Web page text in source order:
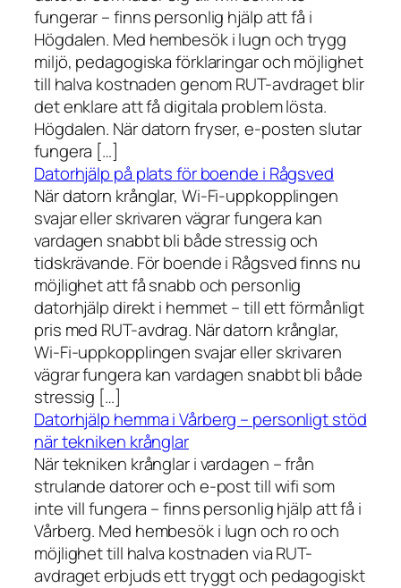
fungerar – finns personlig hjälp att få i
Högdalen. Med hembesök i lugn och trygg
miljö, pedagogiska förklaringar och möjlighet
till halva kostnaden genom RUT-avdraget blir
det enklare att få digitala problem lösta.
Högdalen. När datorn fryser, e-posten slutar
fungera […]
Datorhjälp på plats för boende i Rågsved
När datorn krånglar, Wi-Fi-uppkopplingen
svajar eller skrivaren vägrar fungera kan
vardagen snabbt bli både stressig och
tidskrävande. För boende i Rågsved finns nu
möjlighet att få snabb och personlig
datorhjälp direkt i hemmet – till ett förmånligt
pris med RUT-avdrag. När datorn krånglar,
Wi-Fi-uppkopplingen svajar eller skrivaren
vägrar fungera kan vardagen snabbt bli både
stressig […]
Datorhjälp hemma i Vårberg – personligt stöd
när tekniken krånglar
När tekniken krånglar i vardagen – från
strulande datorer och e-post till wifi som
inte vill fungera – finns personlig hjälp att få i
Vårberg. Med hembesök i lugn och ro och
möjlighet till halva kostnaden via RUT-
avdraget erbjuds ett tryggt och pedagogiskt